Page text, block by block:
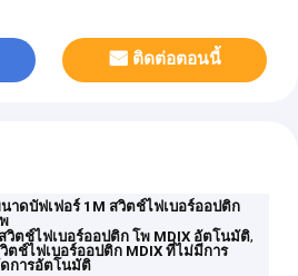
ติดต่อตอนนี้
าดบัฟเฟอร์ 1M สวิตช์ไฟเบอร์ออปติก
วิตช์ไฟเบอร์ออปติก โพ MDIX อัตโนมัติ,
ตช์ไฟเบอร์ออปติก MDIX ที่ไม่มีการ
การอัตโนมัติ